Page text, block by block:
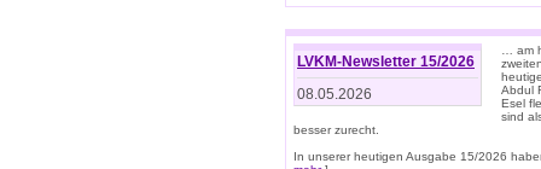
LVKM-Newsletter 15/2026
08.05.2026
… am
Abdul
Esel
sind
besser zurecht.
In unserer heutigen Ausgabe 15/2026